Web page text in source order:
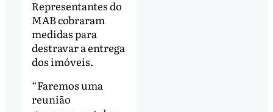
Representantes do
MAB cobraram
medidas para
destravar a entrega
dos imóveis.
“Faremos uma
reunião